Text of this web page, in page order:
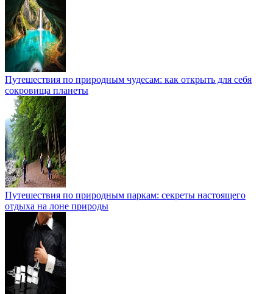
Путешествия по природным чудесам: как открыть для себя
сокровища планеты
Путешествия по природным паркам: секреты настоящего
отдыха на лоне природы